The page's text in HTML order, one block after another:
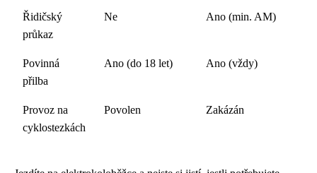
Řidičský
průkaz
Ne Ano (min. AM)
Povinná
přilba
Ano (do 18 let) Ano (vždy)
Provoz na
cyklostezkách
Povolen Zakázán